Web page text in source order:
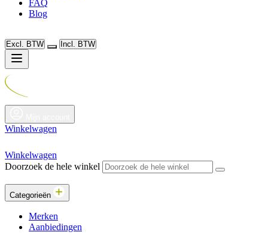
FAQ
Blog
Excl. BTW Incl. BTW
Winkelwagen
Winkelwagen
Doorzoek de hele winkel
Categorieën
Merken
Aanbiedingen